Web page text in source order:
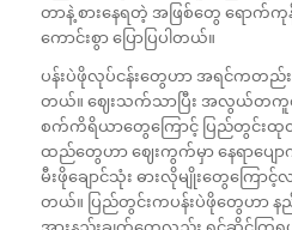
တာနဲ့ စားနေရတဲ့ အဖြစ်တွေ ရောက်ကု
ကောင်းစွာ ပြောပြပါတယ်။
ပန်းပဲဖိုလုပ်ငန်းတွေဟာ အရင်ကတည်း
တယ်။ ဈေးသက်သာပြီး အလွယ်တ
စက်ကိရိယာတွေကြောင့် ပြည်တွင်း
ထည်တွေဟာ ဈေးကွက်မှာ နေရာပျ
မီးဖိုချောင်သုံး ဓားလိုမျိုးတွေကြော
တယ်။ ပြည်တွင်းကပန်းပဲဖိုတွေဟာ န